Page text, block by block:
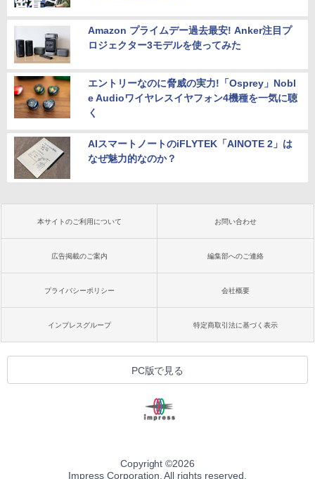
Amazon プライムデー過去最安! Anker注目プ
ロジェクター3モデルを使ってみた
エントリーなのに脅威の実力!「Osprey」Nobl
e Audioワイヤレスイヤフォン4機種を一気に聴
く
AIスマートノートのiFLYTEK「AINOTE 2」は
なぜ魅力的なのか？
本サイトのご利用について お問い合わせ
広告掲載のご案内 編集部へのご連絡
プライバシーポリシー 会社概要
インプレスグループ 特定商取引法に基づく表示
PC版で見る
Copyright ©2026
Impress Corporation. All rights reserved.